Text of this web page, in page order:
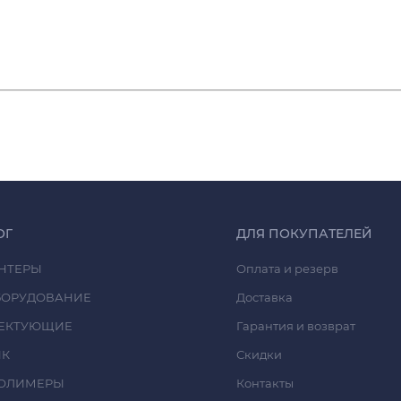
ДЛЯ ПОКУПАТЕЛЕЙ
Оплата и резерв
Доставка
Гарантия и возврат
Скидки
Контакты